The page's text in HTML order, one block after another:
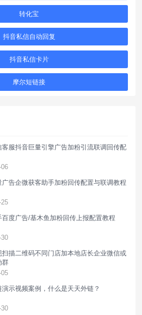
转化宝
抖音私信自动回复
抖音私信卡片
摩尔短链接
客服抖音巨量引擎广告加粉引流联调回传配
广告企微获客助手加粉回传配置与联调教程
百度广告/基木鱼加粉回传上报配置教程
扫描二维码不同门店加本地店长企业微信或
群
演示视频案例，什么是天天外链？